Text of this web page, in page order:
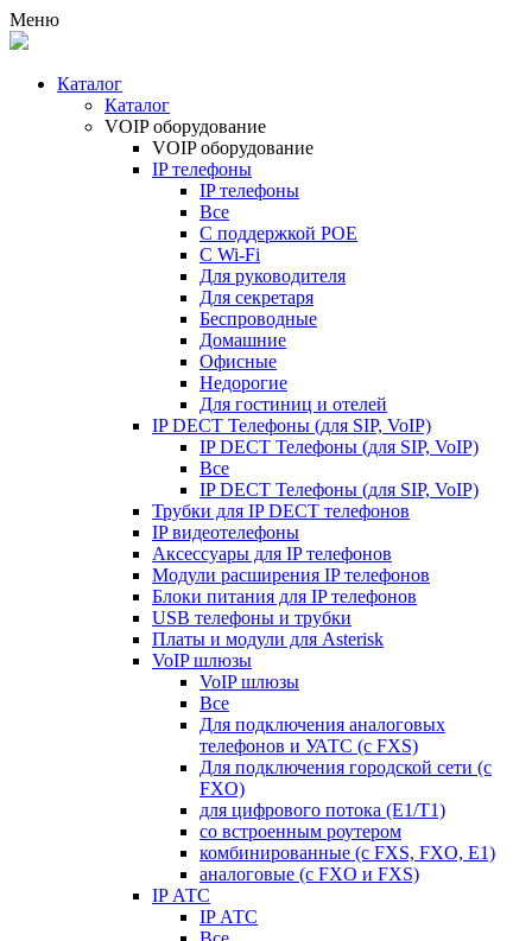
Меню
Каталог
Каталог
VOIP оборудование
VOIP оборудование
IP телефоны
IP телефоны
Все
С поддержкой POE
C Wi-Fi
Для руководителя
Для секретаря
Беспроводные
Домашние
Офисные
Недорогие
Для гостиниц и отелей
IP DECT Телефоны (для SIP, VoIP)
IP DECT Телефоны (для SIP, VoIP)
Все
IP DECT Телефоны (для SIP, VoIP)
Трубки для IP DECT телефонов
IP видеотелефоны
Аксессуары для IP телефонов
Модули расширения IP телефонов
Блоки питания для IP телефонов
USB телефоны и трубки
Платы и модули для Asterisk
VoIP шлюзы
VoIP шлюзы
Все
Для подключения аналоговых
телефонов и УАТС (с FXS)
Для подключения городской сети (с
FXO)
для цифрового потока (E1/T1)
со встроенным роутером
комбинированные (c FXS, FXO, E1)
аналоговые (с FXO и FXS)
IP АТС
IP АТС